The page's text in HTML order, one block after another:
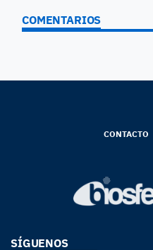
COMENTARIOS
CONTACTO
SÍGUENOS